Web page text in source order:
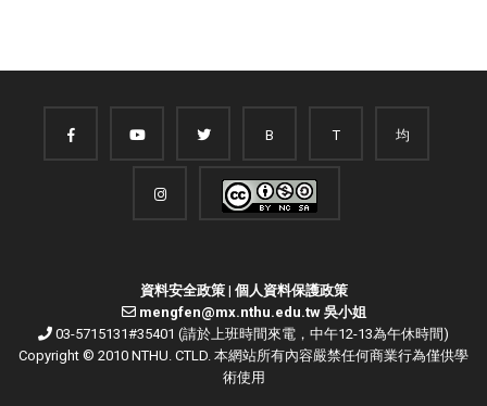
B T 均
資料安全政策| 個人資料保護政策
mengfen@mx.nthu.edu.tw 吳小姐
03-5715131#35401 (請於上班時間來電，中午12-13為午休時間)
Copyright © 2010 NTHU. CTLD. 本網站所有內容嚴禁任何商業行為僅供學
術使用